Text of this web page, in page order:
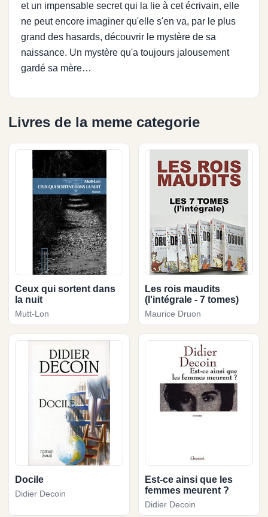
et un impensable secret qui la lie à cet écrivain, elle
ne peut encore imaginer qu'elle s'en va, par le plus
grand des hasards, découvrir le mystère de sa
naissance. Un mystère qu'a toujours jalousement
gardé sa mère…
Livres de la meme categorie
Ceux qui sortent dans
la nuit
Mutt-Lon
Les rois maudits
(l'intégrale - 7 tomes)
Maurice Druon
Docile
Didier Decoin
Est-ce ainsi que les
femmes meurent ?
Didier Decoin